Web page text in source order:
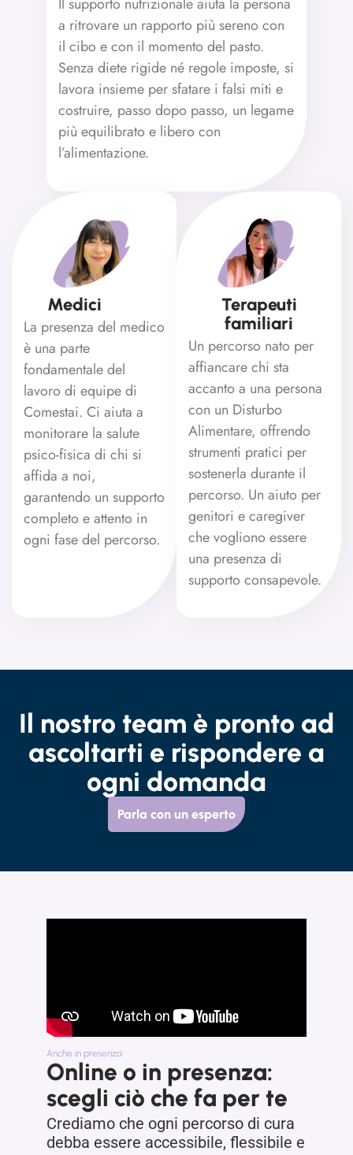
a ritrovare un rapporto più sereno con
il cibo e con il momento del pasto.
Senza diete rigide né regole imposte, si
lavora insieme per sfatare i falsi miti e
costruire, passo dopo passo, un legame
più equilibrato e libero con
l’alimentazione.
Medici
La presenza del medico
è una parte
fondamentale del
lavoro di equipe di
Comestai. Ci aiuta a
monitorare la salute
psico-fisica di chi si
affida a noi,
garantendo un supporto
completo e attento in
ogni fase del percorso.
Terapeuti
familiari
Un percorso nato per
affiancare chi sta
accanto a una persona
con un Disturbo
Alimentare, offrendo
strumenti pratici per
sostenerla durante il
percorso. Un aiuto per
genitori e caregiver
che vogliono essere
una presenza di
supporto consapevole.
Il nostro team è pronto ad
ascoltarti e rispondere a
ogni domanda
Parla con un esperto
Anche in presenza
Online o in presenza:
scegli ciò che fa per te
Crediamo che ogni percorso di cura
debba essere accessibile, flessibile e